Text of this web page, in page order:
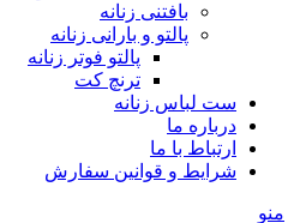
بافتنی زنانه
پالتو و بارانی زنانه
پالتو فوتر زنانه
ترنچ کت
ست لباس زنانه
درباره ما
ارتباط با ما
شرایط و قوانین سفارش
منو